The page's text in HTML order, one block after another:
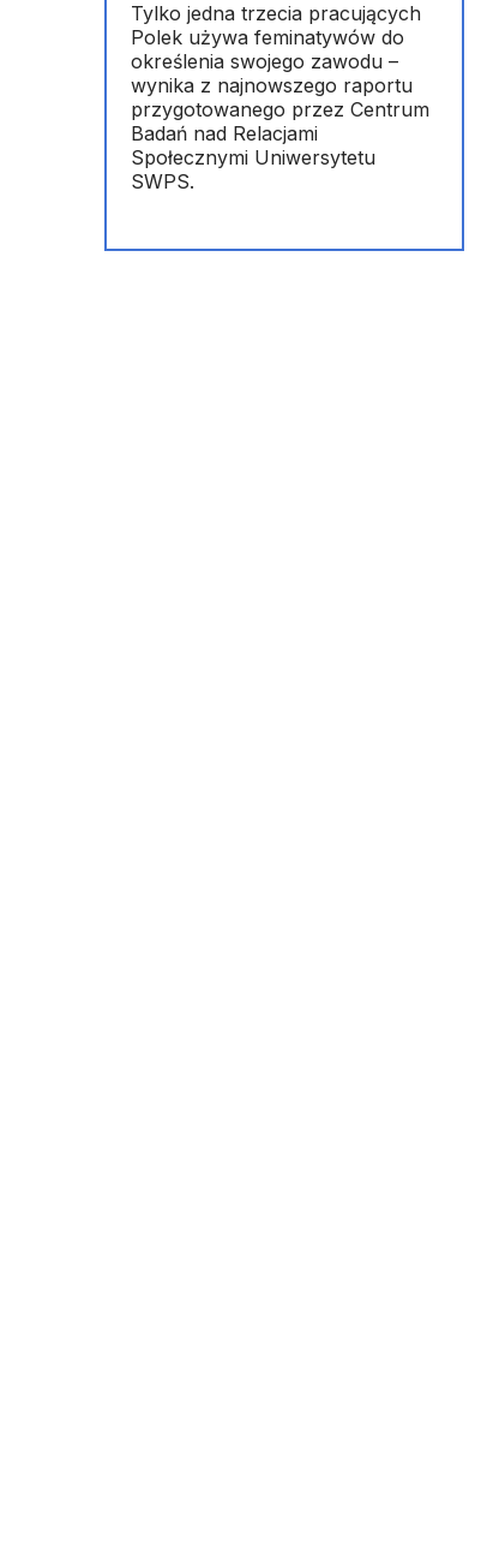
Tylko jedna trzecia pracujących
Polek używa feminatywów do
określenia swojego zawodu –
wynika z najnowszego raportu
przygotowanego przez Centrum
Badań nad Relacjami
Społecznymi Uniwersytetu
SWPS.